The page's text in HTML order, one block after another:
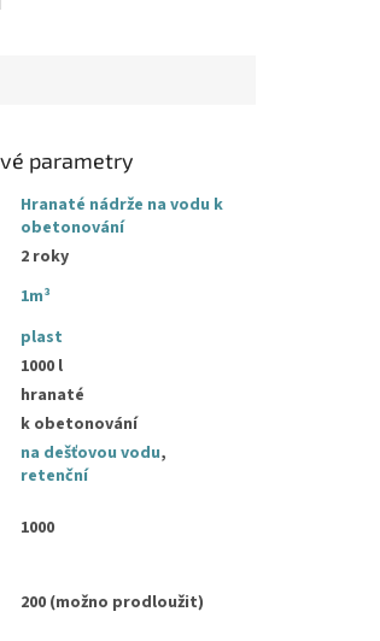
parametry
Hranaté nádrže na vodu k
obetonování
2 roky
1m³
plast
1000 l
hranaté
k obetonování
na dešťovou vodu,
retenční
1000
200 (možno prodloužit)